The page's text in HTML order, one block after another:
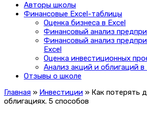
Авторы школы
Финансовые Excel-таблицы
Оценка бизнеса в Excel
Финансовый анализ
Финансовый анализ
Excel
Оценка инвестиционных
Анализ акций и облигаций в
Отзывы о школе
Главная » Инвестиции » Как потерять
облигациях. 5 способов